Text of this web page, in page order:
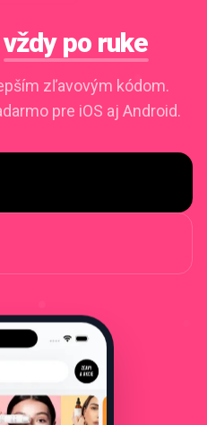
vždy po ruke
zľavovým kódom.
pre iOS aj Android.